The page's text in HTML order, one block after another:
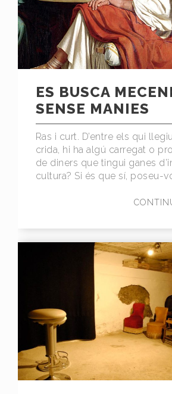
ES BUSCA
SENSE MANIES
Ras i curt. D’entre els qui
crida, hi ha algú carregat o
de diners que tingui ganes
cultura? Si és que sí, poseu-